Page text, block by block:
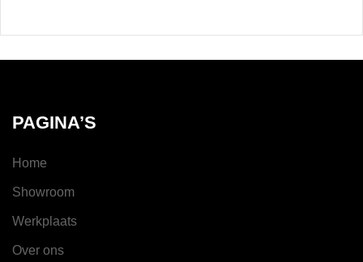
PAGINA’S
Home
Showroom
Werkplaats
Over ons